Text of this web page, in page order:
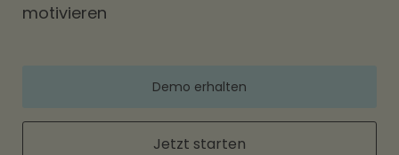
motivieren
Demo erhalten
Jetzt starten